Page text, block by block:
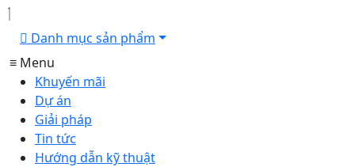
Danh mục sản phẩm
≡ Menu
Khuyến mãi
Dự án
Giải pháp
Tin tức
Hướng dẫn kỹ thuật